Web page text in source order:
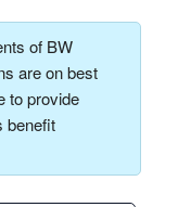
of BW
are on best
to provide
benefit